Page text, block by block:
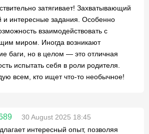
затягивает! Захватывающий
и интересные задания. Особенно
взаимодействовать с
миром. Иногда возникают
баги, но в целом — это отличная
испытать себя в роли родителя.
всем, кто ищет что-то необычное!
30 August 2025 18:45
интересный опыт, позволяя